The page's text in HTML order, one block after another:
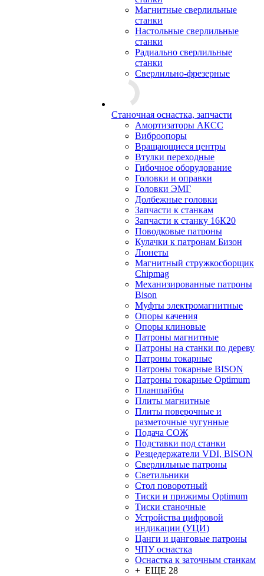
Магнитные сверлильные
станки
Настольные сверлильные
станки
Радиально сверлильные
станки
Сверлильно-фрезерные
Станочная оснастка, запчасти
Амортизаторы АКСС
Виброопоры
Вращающиеся центры
Втулки переходные
Гибочное оборудование
Головки и оправки
Головки ЭМГ
Долбежные головки
Запчасти к станкам
Запчасти к станку 16К20
Поводковые патроны
Кулачки к патронам Бизон
Люнеты
Магнитный стружкосборщик
Chipmag
Механизированные патроны
Bison
Муфты электромагнитные
Опоры качения
Опоры клиновые
Патроны магнитные
Патроны на станки по дереву
Патроны токарные
Патроны токарные BISON
Патроны токарные Optimum
Планшайбы
Плиты магнитные
Плиты поверочные и
разметочные чугунные
Подача СОЖ
Подставки под станки
Резцедержатели VDI, BISON
Сверлильные патроны
Светильники
Стол поворотный
Тиски и прижимы Optimum
Тиски станочные
Устройства цифровой
индикации (УЦИ)
Цанги и цанговые патроны
ЧПУ оснастка
Оснастка к заточным станкам
+ ЕЩЕ 28